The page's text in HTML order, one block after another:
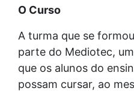
O Curso
A turma que se
parte do Mediotec,
que os alunos do
possam cursar, ao